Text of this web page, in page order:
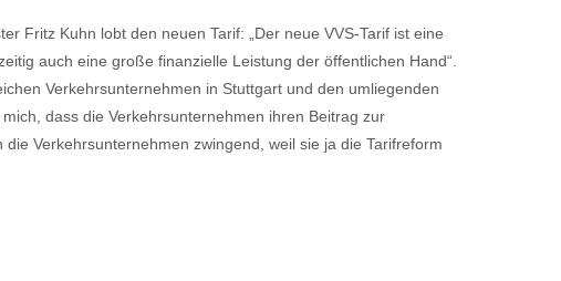
Fritz Kuhn lobt den neuen Tarif: „Der neue VVS-Tarif ist eine
auch eine große finanzielle Leistung der öffentlichen Hand“.
Verkehrsunternehmen in Stuttgart und den umliegenden
dass die Verkehrsunternehmen ihren Beitrag zur
Verkehrsunternehmen zwingend, weil sie ja die Tarifreform